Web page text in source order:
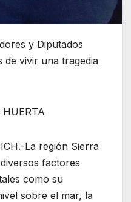
y Diputados
de vivir una tragedia
La región Sierra
factores
como su
sobre el mar, la